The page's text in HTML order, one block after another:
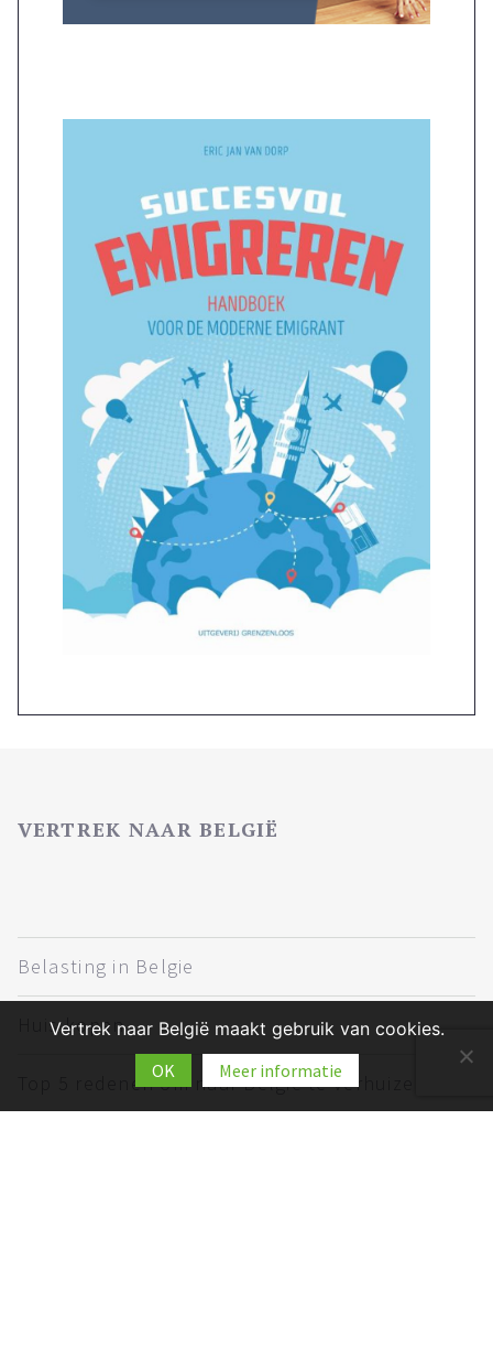
VERTREK NAAR BELGIË
Belasting in Belgie
Huis kopen
Top 5 redenen om naar België te verhuizen
Vertrek naar België maakt gebruik van cookies.
OK
Meer informatie